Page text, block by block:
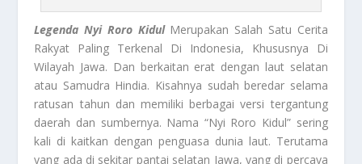
Legenda Nyi Roro KidulMerupakan Salah Satu Cerita
Rakyat Paling Terkenal Di Indonesia, Khususnya Di
Wilayah Jawa. Dan berkaitan erat dengan laut selatan
atau Samudra Hindia. Kisahnya sudah beredar selama
ratusan tahun dan memiliki berbagai versi tergantung
daerah dan sumbernya. Nama “Nyi Roro Kidul” sering
kali di kaitkan dengan penguasa dunia laut. Terutama
yang ada di sekitar pantai selatan Jawa, yang di percaya